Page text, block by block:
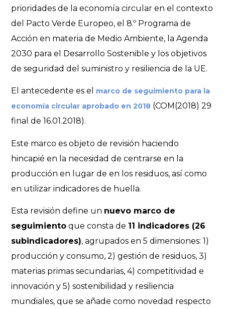
prioridades de la economía circular en el contexto
del Pacto Verde Europeo, el 8.º Programa de
Acción en materia de Medio Ambiente, la Agenda
2030 para el Desarrollo Sostenible y los objetivos
de seguridad del suministro y resiliencia de la UE.
El antecedente es el marco de seguimiento para la
economía circular aprobado en 2018 (COM(2018) 29
final de 16.01.2018).
Este marco es objeto de revisión haciendo
hincapié en la necesidad de centrarse en la
producción en lugar de en los residuos, así como
en utilizar indicadores de huella.
Esta revisión define un nuevo marco de
seguimiento que consta de 11 indicadores (26
subindicadores), agrupados en 5 dimensiones: 1)
producción y consumo, 2) gestión de residuos, 3)
materias primas secundarias, 4) competitividad e
innovación y 5) sostenibilidad y resiliencia
mundiales, que se añade como novedad respecto